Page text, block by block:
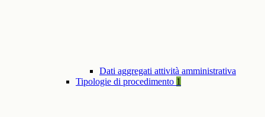
Dati aggregati attività amministrativa
Tipologie di procedimento 1